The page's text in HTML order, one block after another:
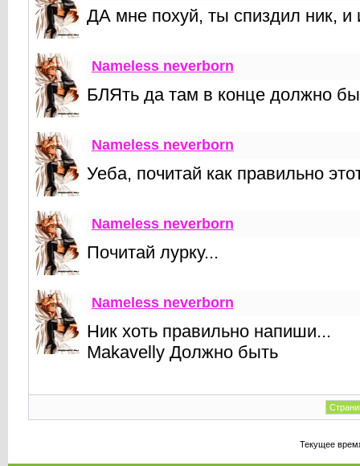
ДА мне похуй, ты спиздил ник, и
Nameless neverborn
БЛЯть да там в конце должно
Nameless neverborn
Уеба, почитай как правильно
Nameless neverborn
Почитай лурку...
Nameless neverborn
Ник хоть правильно напиши...
Makavelly Должно быть
Текущее